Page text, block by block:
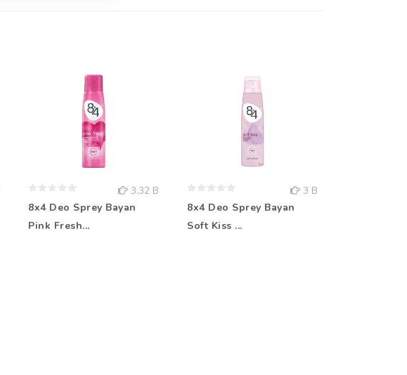
3.32 B
8x4 Deo Sprey Bayan
Pink Fresh...
3 B
8x4 Deo Sprey Bayan
Soft Kiss ...